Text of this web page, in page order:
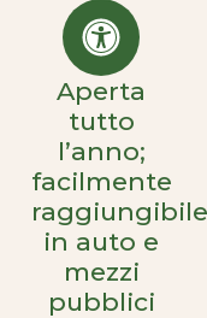
Aperta
tutto
l’anno;
facilmente
raggiungibile
in auto e
mezzi
pubblici